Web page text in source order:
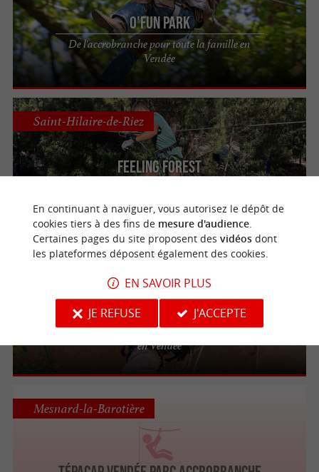
O'Fun Park
De l'accrobranche pour toute la famille en
Vendée
Feeling Forest
deux pas des plages en Vendée
Saint-Hilaire-de-Riez
Le Grand Défi
Le plus grand parc accrobranche du monde
en Vendée
Saint-Julien-des-Landes
Mesnard-la-Barotière
En continuant à naviguer, vous autorisez le dépôt de
cookies tiers à des fins de mesure d'audience.
Certaines pages du site proposent des vidéosdont
les plateformes déposent également des cookies.
EN SAVOIR PLUS
JE REFUSE
J'ACCEPTE